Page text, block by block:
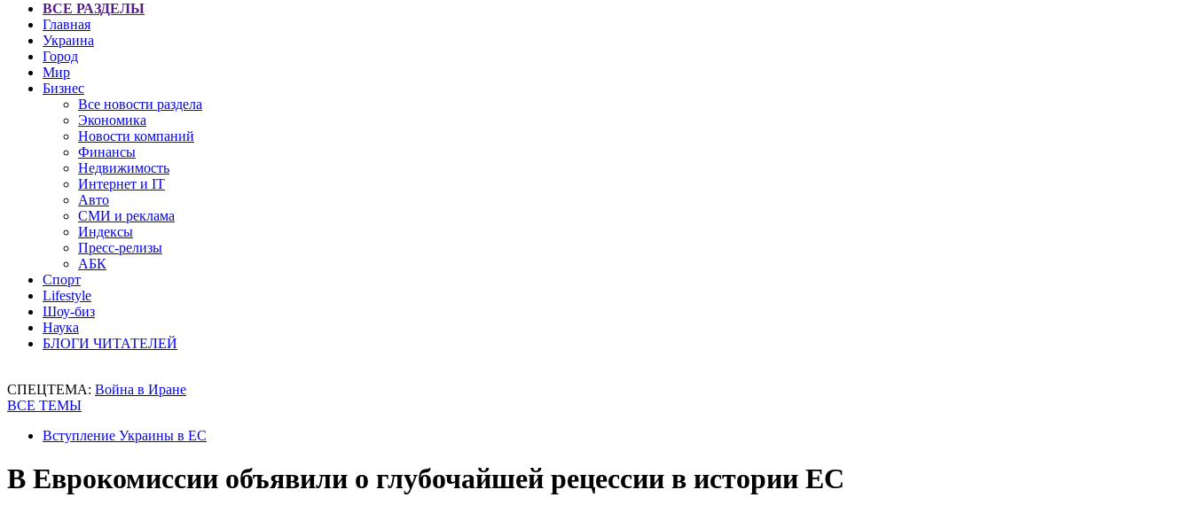
ВСЕ РАЗДЕЛЫ
Главная
Украина
Город
Мир
Бизнес
Все новости раздела
Экономика
Новости компаний
Финансы
Недвижимость
Интернет и IT
Авто
СМИ и реклама
Индексы
Пресс-релизы
АБК
Спорт
Lifestyle
Шоу-биз
Наука
БЛОГИ ЧИТАТЕЛЕЙ
СПЕЦТЕМА: Война в Иране
ВСЕ ТЕМЫ
Вступление Украины в ЕС
В Еврокомиссии объявили о глубочайшей рецессии в истории ЕС